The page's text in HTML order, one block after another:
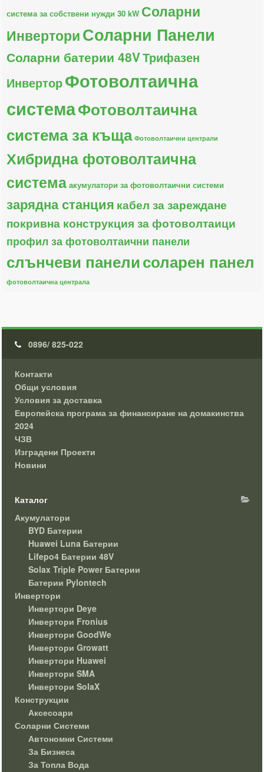
система за собствени нужди 30 kW Соларни
ИнверториСоларни Панели
Соларни батерии 48VТрифазен
ИнверторФотоволтаична
системаФотоволтаична
система за къща Фотоволтаични централи
Хибридна фотоволтаична
система акумулатори за фотоволтаични системи
зарядна станция кабел за зареждане
покривна конструкция за фотоволтаици
профил за фотоволтаични панели
слънчеви панелисоларен панел
фотоволтаична централа
0896/ 825-022
Контакти
Общи условия
Условия за доставка
Европейска програма за финансиране на домакинства
2024
ЧЗВ
Изградени Проекти
Новини
Каталог
Акумулатори
BYD Батерии
Huawei Luna Батерии
Lifepo4 Батерии 48V
Solax Triple Power Батерии
Батерии Pylontech
Инвертори
Инвертори Deye
Инвертори Fronius
Инвертори GoodWe
Инвертори Growatt
Инвертори Huawei
Инвертори SMA
Инвертори SolaX
Конструкции
Аксесоари
Соларни Системи
Автономни Системи
За Бизнеса
За Топла Вода